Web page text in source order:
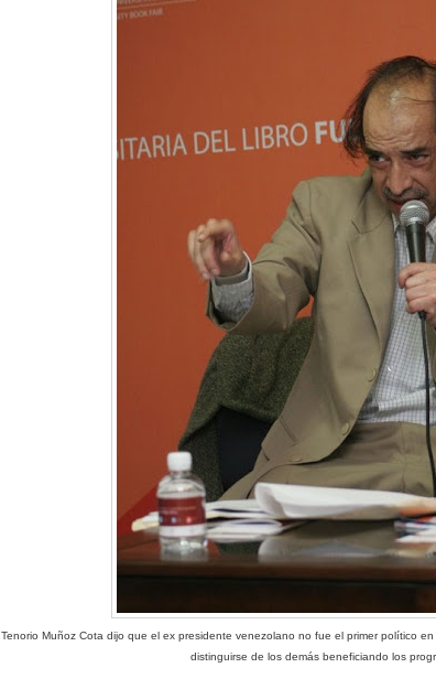
Tenorio Muñoz Cota dijo que el ex presidente venezolano no fue el primer político
distinguirse de los demás beneficiando los